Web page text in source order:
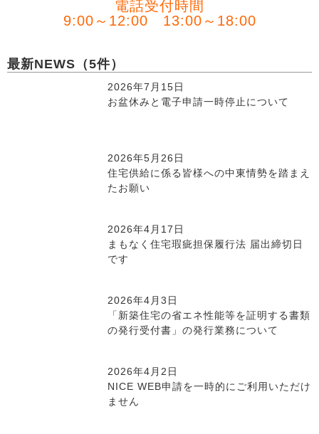
電話受付時間
9:00～12:00 13:00～18:00
最新NEWS（5件）
2026年7月15日
お盆休みと電子申請一時停止について
2026年5月26日
住宅供給に係る皆様への中東情勢を踏まえ
たお願い
2026年4月17日
まもなく住宅瑕疵担保履行法 届出締切日
です
2026年4月3日
「新築住宅の省エネ性能等を証明する書類
の発行受付書」の発行業務について
2026年4月2日
NICE WEB申請を一時的にご利用いただけ
ません